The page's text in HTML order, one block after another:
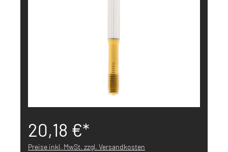
20,18 €*
Preise inkl. MwSt. zzgl. Versandkosten